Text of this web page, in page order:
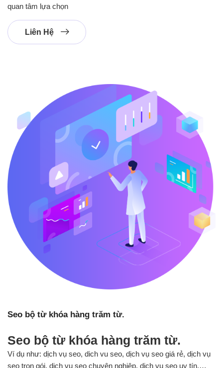
quan tâm lựa chọn
Liên Hệ
Seo bộ từ khóa hàng trăm từ.
Seo bộ từ khóa hàng trăm từ.
Ví dụ như: dịch vụ seo, dich vu seo, dịch vụ seo giá rẻ, dịch vụ
seo trọn gói, dịch vụ seo chuyên nghiệp, dịch vụ seo uy tín,…